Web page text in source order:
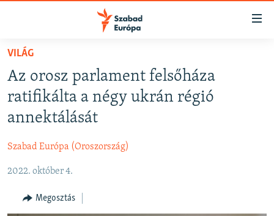
Akadálymentes
Ugrás
fő
oldalra
tartalomjegyzékre
AKTUÁLIS
PODCASTOK
ELEMZŐ
NER15
SZABADON
VILÁG
Az orosz parlament felsőháza
ratifikálta a négy ukrán régió
annektálását
Szabad Európa (Oroszország)
2022. október 4.
Megosztás
FELIRATKOZÁS
Spotify